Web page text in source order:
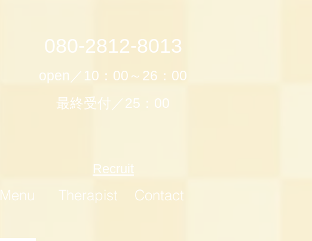
080-2812-8013
open／10：00～26：00
最終受付／25：00
Recruit
Menu Therapist Contact